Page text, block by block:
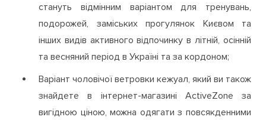
стануть відмінним варіантом для тренувань,
подорожей, заміських прогулянок Києвом та
інших видів активного відпочинку в літній, осінній
та весняний період в Україні та за кордоном;
Варіант чоловічої ветровки кежуал, який ви також
знайдете в інтернет-магазині ActiveZone за
вигідною ціною, можна одягати з повсякденними